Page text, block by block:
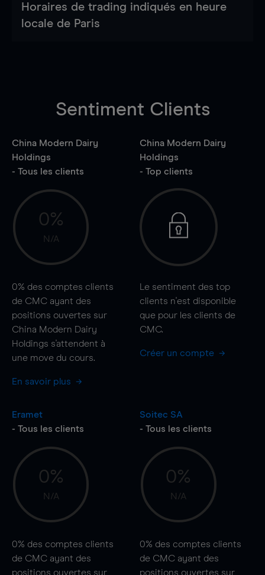
Horaires de trading indiqués en heure
locale de Paris
Sentiment Clients
China Modern Dairy
Holdings
- Tous les clients
0%
N/A
0% des comptes clients
de CMC ayant des
positions ouvertes sur
China Modern Dairy
Holdings s'attendent à
une move du cours.
En savoir plus
China Modern Dairy
Holdings
- Top clients
Le sentiment des top
clients n'est disponible
que pour les clients de
CMC.
Créer un compte
Eramet
- Tous les clients
0%
N/A
0% des comptes clients
de CMC ayant des
positions ouvertes sur
Soitec SA
- Tous les clients
0%
N/A
0% des comptes clients
de CMC ayant des
positions ouvertes sur